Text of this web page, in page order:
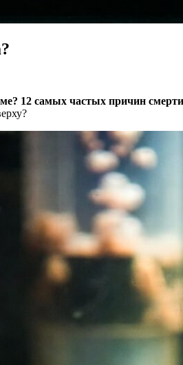
12 самых частых причин